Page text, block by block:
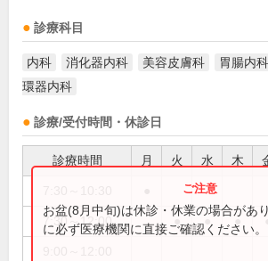
診療科目
内科 消化器内科 美容皮膚科 胃腸内科
環器内科
診療/受付時間・休診日
診療時間 月 火 水 木
7:30～12:00 ● ● ● ●
お盆(8月中旬)は休診・休業の場合があ
に必ず医療機関に直接ご確認ください。